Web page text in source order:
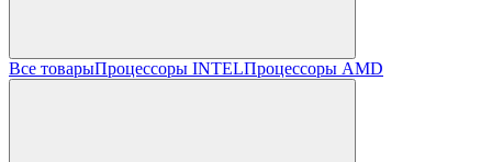
Все товарыПроцессоры INTELПроцессоры AMD